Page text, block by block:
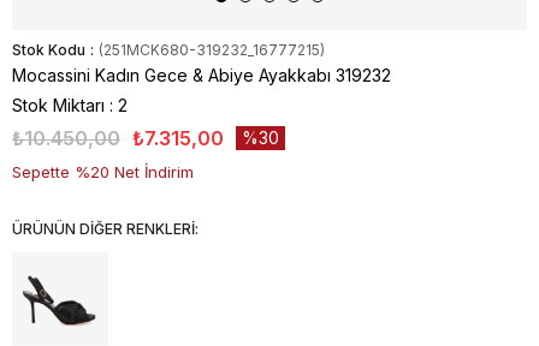
Stok Kodu (251MCK680-319232_16777215)
Mocassini Kadın Gece & Abiye Ayakkabı 319232
Stok Miktarı : 2
₺10.450,00 ₺7.315,00 30
Sepette %20 Net İndirim
ÜRÜNÜN DİĞER RENKLERİ: